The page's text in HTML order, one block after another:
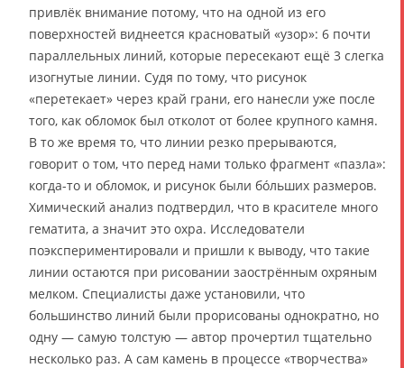
привлёк внимание потому, что на одной из его
поверхностей виднеется красноватый «узор»: 6 почти
параллельных линий, которые пересекают ещё 3 слегка
изогнутые линии. Судя по тому, что рисунок
«перетекает» через край грани, его нанесли уже после
того, как обломок был отколот от более крупного камня.
В то же время то, что линии резко прерываются,
говорит о том, что перед нами только фрагмент «пазла»:
когда-то и обломок, и рисунок были бóльших размеров.
Химический анализ подтвердил, что в красителе много
гематита, а значит это охра. Исследователи
поэкспериментировали и пришли к выводу, что такие
линии остаются при рисовании заострённым охряным
мелком. Специалисты даже установили, что
большинство линий были прорисованы однократно, но
одну — самую толстую — автор прочертил тщательно
несколько раз. А сам камень в процессе «творчества»